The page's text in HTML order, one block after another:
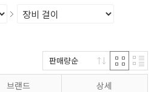
브랜드 상세
판매량순